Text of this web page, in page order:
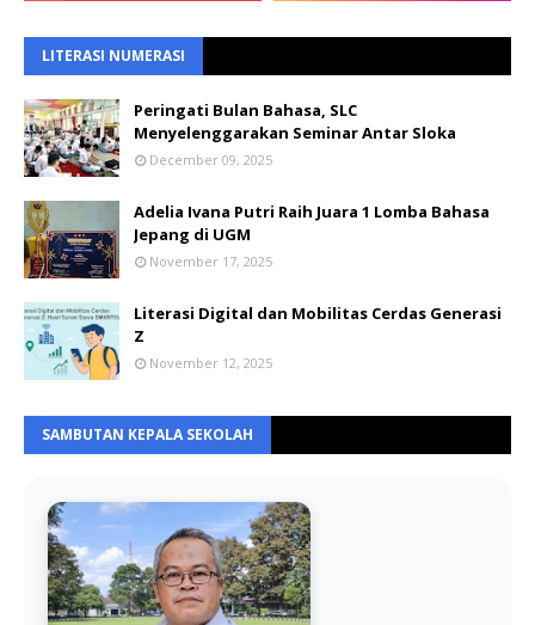
LITERASI NUMERASI
Peringati Bulan Bahasa, SLC
Menyelenggarakan Seminar Antar Sloka
December 09, 2025
Adelia Ivana Putri Raih Juara 1 Lomba Bahasa
Jepang di UGM
November 17, 2025
Literasi Digital dan Mobilitas Cerdas Generasi
Z
November 12, 2025
SAMBUTAN KEPALA SEKOLAH